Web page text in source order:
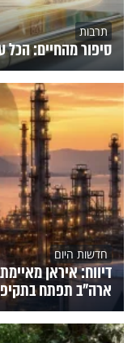
תרבות
סיפור מהחיים: הכל
חדשות היום
דיווח: איראן
ארה"ב תפתח